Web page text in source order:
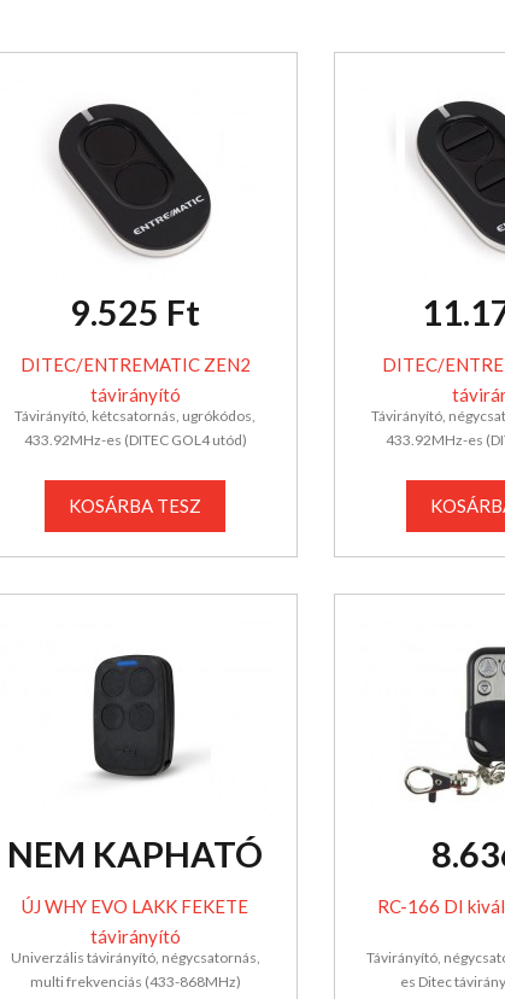
9.525 Ft
DITEC/ENTREMATIC ZEN2
távirányító
Távirányító, kétcsatornás, ugrókódos,
433.92MHz-es (DITEC GOL4 utód)
KOSÁRBA TESZ
DITEC/
Távirányító,
433.92MHz-es
NEM KAPHATÓ
ÚJ WHY EVO LAKK FEKETE
távirányító
Univerzális távirányító, négycsatornás,
multi frekvenciás (433-868MHz)
RC-166 DI
Távirányító,
es Ditec